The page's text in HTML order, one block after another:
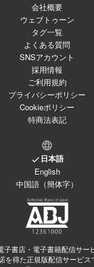
会社概要
ウェブトゥーン
タグ一覧
よくある質問
SNSアカウント
採用情報
ご利用規約
プライバシーポリシー
Cookieポリシー
特商法表記
日本語
English
中国語（簡体字）
子書店・電子書籍配信サー
を得た正規版配信サービ